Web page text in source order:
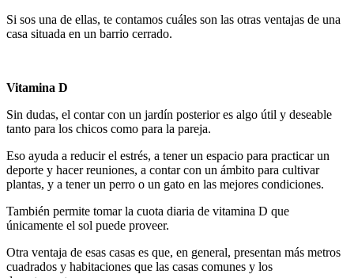
Si sos una de ellas, te contamos cuáles son las otras ventajas de una
casa situada en un barrio cerrado.
Vitamina D
Sin dudas, el contar con un jardín posterior es algo útil y deseable
tanto para los chicos como para la pareja.
Eso ayuda a reducir el estrés, a tener un espacio para practicar un
deporte y hacer reuniones, a contar con un ámbito para cultivar
plantas, y a tener un perro o un gato en las mejores condiciones.
También permite tomar la cuota diaria de vitamina D que
únicamente el sol puede proveer.
Otra ventaja de esas casas es que, en general, presentan más metros
cuadrados y habitaciones que las casas comunes y los